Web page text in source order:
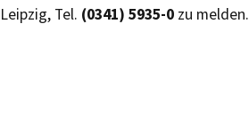
Leipzig, Tel. (0341) 5935-0 zu melden.